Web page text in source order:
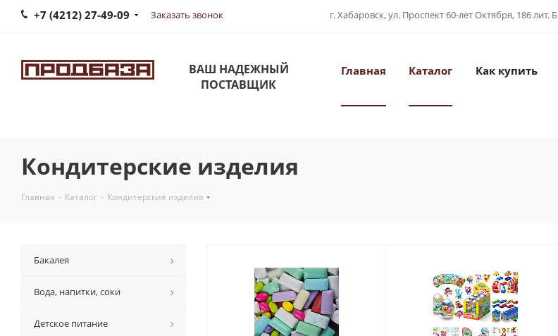
+7 (4212) 27-49-09 Заказать звонок г. Хабаровск, ул. Проспект 60-лет Октября, 186 лит. Б
ВАШ НАДЕЖНЫЙ
ПОСТАВЩИК
Главная Каталог Как купить
Кондитерские изделия
Главная - Каталог - Кондитерские изделия
Бакалея
Вода, напитки, соки
Детское питание